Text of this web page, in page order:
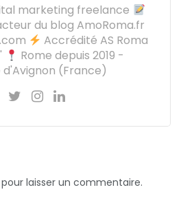
marketing freelance
du blog AmoRoma.fr
Accrédité AS Roma
Rome depuis 2019 -
d'Avignon (France)
laisser un commentaire.